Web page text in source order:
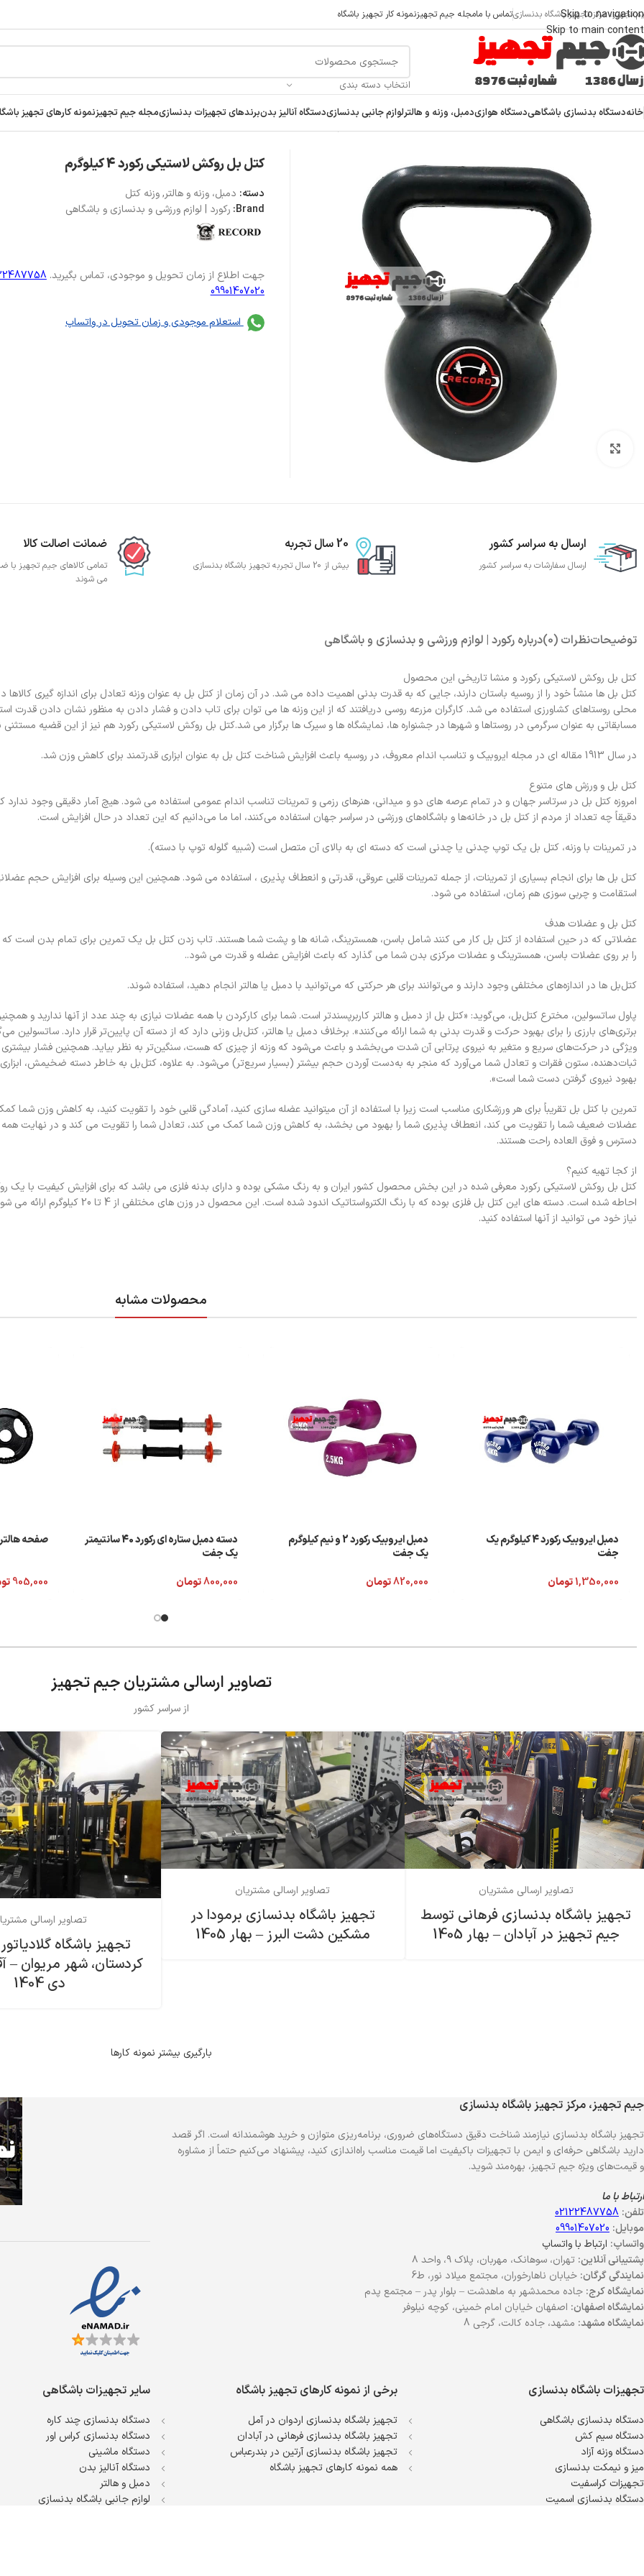
Skip to navigation
Skip to main content
تجهیز، مرکز تجهیز باشگاه بدنسازیتماس با مامجله جیم تجهیزنمونه کار تجهیز باشگاه
انتخاب دسته بندی
خانهدستگاه بدنسازی باشگاهیدستگاه هوازیدمبل، وزنه و هالترلوازم جانبی بدنسازیدستگاه آنالیز بدنبرندهای تجهیزات بدنسازیمجله جیم تجهیزنمونه کارهای تجهیز
کتل بل روکش لاستیکی رکورد 4 کیلوگرم
دسته: دمبل، وزنه و هالتر, وزنه کتل
Brand: رکورد | لوازم ورزشی و بدنسازی و باشگاهی
جهت اطلاع از زمان تحویل و موجودی، تماس بگیرید.
09901407020
استعلام موجودی و زمان تحویل در واتساپ
ارسال به سراسر کشور
ارسال سفارشات به سراسر کشور
20 سال تجربه
بیش از 20 سال تجربه تجهیز باشگاه بدنسازی
ضمانت اصالت کالا
تمامی کالاهای جیم تجهیز با
می شوند
توضیحاتنظرات (0) درباره رکورد | لوازم ورزشی و بدنسازی و باشگاهی
کتل بل روکش لاستیکی رکورد و منشا تاریخی این محصول
کتل بل ها منشأ خود را از روسیه باستان دارند، جایی که به قدرت بدنی اهمیت داده می شد. در آن زمان از کتل بل به عنوان وزنه تعادل برای اندازه گیری کالاها در
محلی روستاهای کشاورزی استفاده می شد. کارگران مزرعه روسی دریافتند که از این وزنه ها می توان برای تاب دادن و فشار دادن به منظور نشان دادن قدرت
مسابقاتی به عنوان سرگرمی در روستاها و شهرها در جشنواره ها، نمایشگاه ها و سیرک ها برگزار می شد.کتل بل روکش لاستیکی رکورد هم نیز از این قضیه
در سال 1913 مقاله ای در مجله ایروبیک و تناسب اندام معروف، در روسیه باعث افزایش شناخت کتل بل به عنوان ابزاری قدرتمند برای کاهش وزن شد.
کتل بل و ورزش های متنوع
امروزه کتل بل در سرتاسر جهان و در تمام عرصه های دو و میدانی، هنرهای رزمی و تمرینات تناسب اندام عمومی استفاده می شود. هیچ آمار دقیقی وجود
دقیقاً چه تعداد از مردم از کتل بل در خانه‌ها و باشگاه‌های ورزشی در سراسر جهان استفاده می‌کنند، اما ما می‌دانیم که این تعداد در حال افزایش است.
در تمرینات با وزنه، کتل بل یک توپ چدنی یا چدنی است که دسته ای به بالای آن متصل است (شبیه گلوله توپ با دسته).
کتل بل ها برای انجام بسیاری از تمرینات، از جمله تمرینات قلبی عروقی، قدرتی و انعطاف پذیری ، استفاده می شود. همچنین این وسیله برای افزایش حجم
استقامت و چربی سوزی هم زمان، استفاده می شود.
کتل بل و عضلات هدف
عضلاتی که در حین استفاده از کتل بل کار می کنند شامل باسن، همسترینگ، شانه ها و پشت شما هستند. تاب زدن کتل بل یک تمرین برای تمام بدن است که
را بر روی عضلات باسن، همسترینگ و عضلات مرکزی بدن شما می گذارد که باعث افزایش عضله و قدرت می شود..
کتل‌بل ‌ها در اندازه‌های مختلفی وجود دارند و می‌توانند برای هر حرکتی که می‌توانید با دمبل یا هالتر انجام دهید، استفاده شوند.
پاول ساتسولین، مخترع کتل‌بل، می‌گوید: «کتل بل از دمبل و هالتر کاربرپسندتر است. شما برای کارکردن با همه عضلات نیازی به چند عدد از آنها ندارید و
برتری‌های بارزی را برای بهبود حرکت و قدرت بدنی به شما ارائه می‌کنند». برخلاف دمبل یا هالتر، کتل‌بل وزنی دارد که از دسته آن پایین‌تر قرار دارد. ساتسولین
ویژگی در حرکت‌های سریع و متغیر به نیروی پرتابی آن شدت می‌بخشد و باعث می‌شود که وزنه از چیزی که هست، سنگین‌تر به نظر بیاید. همچنین فشار
ثبات‌دهنده، ستون فقرات و تعادل شما می‌آورد که منجر به به‌دست آوردن حجم بیشتر (بسیار سریع‌تر) می‌شود. به علاوه، کتل‌بل به خاطر دسته ضخیمش، ابزاری
بهبود نیروی گرفتن دست شما است».
تمرین با کتل بل تقریباً برای هر ورزشکاری مناسب است زیرا با استفاده از آن میتوانید عضله سازی کنید، آمادگی قلبی خود را تقویت کنید، به کاهش وزن شما
عضلات ضعیف شما را تقویت می کند، انعطاف پذیری شما را بهبود می بخشد، به کاهش وزن شما کمک می کند، تعادل شما را تقویت می کند و در نهایت همه
دسترس و فوق العاده راحت هستند.
از کجا تهیه کنیم؟
احاطه شده است. دسته های این کتل بل فلزی بوده که با رنگ الکترواستاتیک اندود شده است.
نیاز خود می توانید از آنها استفاده کنید.
محصولات مشابه
دمبل ایروبیک رکورد 4 کیلوگرم یک
جفت
1,350,000تومان
دمبل ایروبیک رکورد 2 و نیم کیلوگرم
یک جفت
820,000تومان
دسته دمبل ستاره ای رکورد 40 سانتیمتر
یک جفت
800,000تومان
صفحه هالتر رکورد 5
905,000
تصاویر ارسالی مشتریان جیم تجهیز
از سراسر کشور
تصاویر ارسالی مشتریان
تجهیز باشگاه بدنسازی فرهاني توسط
جیم تجهیز در آبادان – بهار 1405
تصاویر ارسالی مشتریان
تجهیز باشگاه بدنسازی برمودا در
مشکین دشت البرز – بهار 1405
تصاویر ارسالی
تجهیز باشگاه
کردستان، شهر مریوان –
دی 1404
بارگیری بیشتر نمونه کارها
جیم تجهیز، مرکز تجهیز باشگاه بدنسازی
تجهیز باشگاه بدنسازی نیازمند شناخت دقیق دستگاه‌های ضروری، برنامه‌ریزی متوازن و خرید هوشمندانه است. اگر قصد
دارید باشگاهی حرفه‌ای و ایمن با تجهیزات باکیفیت اما قیمت مناسب راه‌اندازی کنید، پیشنهاد می‌کنیم حتماً از مشاوره
و قیمت‌های ویژه جیم تجهیز، بهره‌مند شوید.
ارتباط با ما
تلفن: 02122487758
موبایل: 09901407020
واتساپ: ارتباط با واتساپ
پشتیبانی آنلاین: تهران، سوهانک، مهربان، پلاک ۹، واحد ۸
نمایندگی گرگان: خیابان ناهارخوران، مجتمع میلاد نور، ط6
نمایشگاه کرج: جاده محمدشهر به ماهدشت – بلوار پدر – مجتمع پدم
نمایشگاه اصفهان: اصفهان خیابان امام خمینی، کوچه نیلوفر
نمایشگاه مشهد: مشهد، جاده کالت، گرجی 8
تجهیزات باشگاه بدنسازی
دستگاه بدنسازی باشگاهی
دستگاه سیم کش
دستگاه وزنه آزاد
میز و نیمکت بدنسازی
تجهیزات کراسفیت
دستگاه بدنسازی اسمیت
برخی از نمونه کارهای تجهیز باشگاه
تجهیز باشگاه بدنسازی اردوان در آمل
تجهیز باشگاه بدنسازی فرهانی در آبادان
تجهیز باشگاه بدنسازی آرتین در بندرعباس
همه نمونه کارهای تجهیز باشگاه
سایر تجهیزات باشگاهی
دستگاه بدنسازی چند کاره
دستگاه بدنسازی کراس اور
دستگاه ماشینی
دستگاه آنالیز بدن
دمبل و هالتر
لوازم جانبی باشگاه بدنسازی